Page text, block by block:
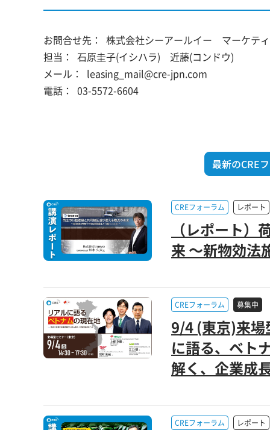
お問合せ先：
株式会社シーアールイー マーケテ
担当：
石原圭子(イシハラ) 近藤(コンドウ)
メール：
leasing_mail@cre-jpn.com
電話：
03-5572-6604
最新のCRE
CREフォーラム レポート
（レポート
来 ～新物効法
CREフォーラム 募集中
9/4 (東京)来場
に語る、ベト
解く、企業成
CREフォーラム レポート